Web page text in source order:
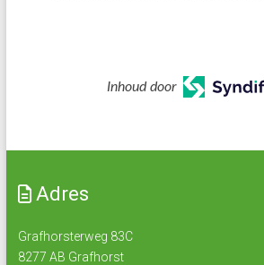
Inhoud door
Adres
Grafhorsterweg 83C
8277 AB Grafhorst